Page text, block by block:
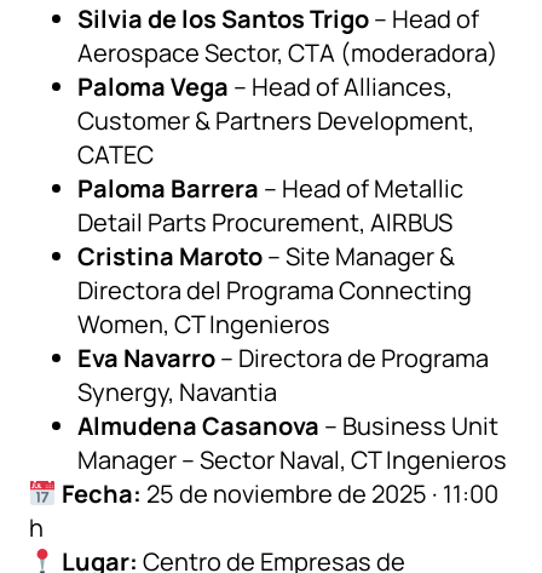
Silvia de los Santos Trigo– Head of
Aerospace Sector, CTA (moderadora)
Paloma Vega – Head of Alliances,
Customer & Partners Development,
CATEC
Paloma Barrera – Head of Metallic
Detail Parts Procurement, AIRBUS
Cristina Maroto– Site Manager &
Directora del Programa Connecting
Women, CT Ingenieros
Eva Navarro– Directora de Programa
Synergy, Navantia
Almudena Casanova – Business Unit
Manager – Sector Naval, CT Ingenieros
Fecha: 25 de noviembre de 2025 · 11:00
h
Lugar: Centro de Empresas de